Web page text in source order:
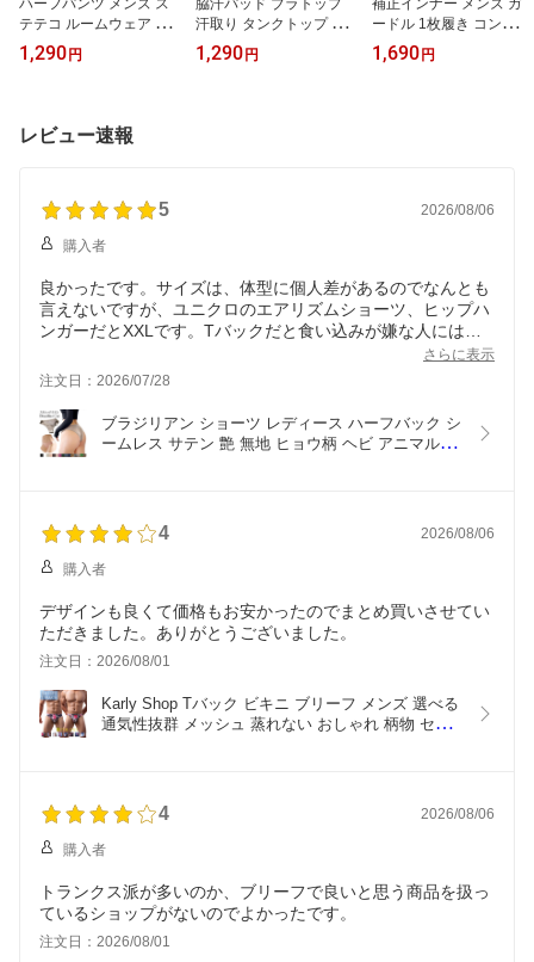
ハーフパンツ メンズ ス
テテコ ルームウェア 半
ズボン 冷感 涼しい 薄手
ポケット 夏 蒸れない さ
黒 pjm-025 プレゼント
ギフト 母の日 父の日 敬
1,290 円
脇汗パッド ブラトップ
汗取り タンクトップ キ
ャミソール ブラキャミ
カップ付きインナー 汗染
1,290 円
補正インナー メンズ ガ
ードル 1枚履き コンプレ
ッション ハイウエスト
ショーツ ストレッチ お
1,690 円
レビュー速報
5 2026/08/06
購入者
良かったです。サイズは、体型に個人差があるのでなんとも
言えないですが、ユニクロのエアリズムショーツ、ヒップハ
ンガーだとXXLです。Tバックだと食い込みが嫌な人にはい
さらに表示
注文日：2026/07/28
ブラジリアン ショーツ レディース ハーフバック シ
ームレス サテン 艶 無地 ヒョウ柄 ヘビ アニマル 大
4 2026/08/06
購入者
デザインも良くて価格もお安かったのでまとめ買いさせてい
ただきました。ありがとうございました。
注文日：2026/08/01
Karly Shop Tバック ビキニ ブリーフ メンズ 選べる
通気性抜群 メッシュ 蒸れない おしゃれ 柄物 セク
4 2026/08/06
購入者
トランクス派が多いのか、ブリーフで良いと思う商品を扱っ
ているショップがないのでよかったです。
注文日：2026/08/01